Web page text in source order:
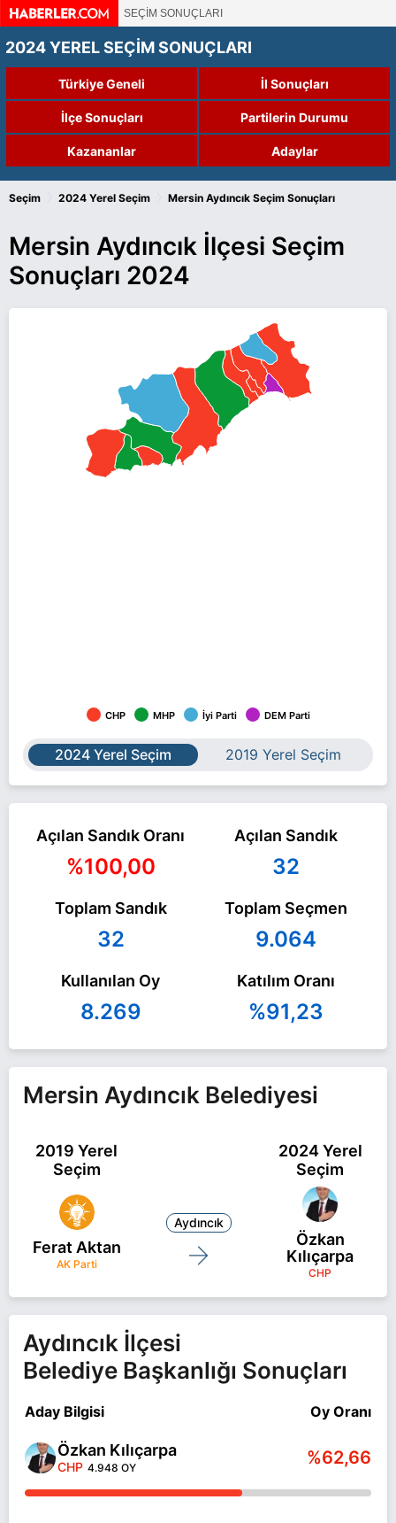
SEÇİM SONUÇLARI
2024 YEREL SEÇİM SONUÇLARI
Türkiye Geneli İl Sonuçları
İlçe Sonuçları Partilerin Durumu
Kazananlar Adaylar
Seçim 2024 Yerel Seçim Mersin Aydıncık Seçim Sonuçları
Mersin Aydıncık İlçesi Seçim
Sonuçları 2024
CHP MHP İyi Parti DEM Parti
2024 Yerel Seçim 2019 Yerel Seçim
Açılan Sandık Oranı
%100,00
Açılan Sandık
32
Toplam Sandık
32
Toplam Seçmen
9.064
Kullanılan Oy
8.269
Katılım Oranı
%91,23
Mersin Aydıncık Belediyesi
2019 Yerel
Seçim
2024 Yerel
Seçim
Ferat Aktan
AK Parti
Aydıncık
Özkan
Kılıçarpa
CHP
Aydıncık İlçesi
Belediye Başkanlığı Sonuçları
Aday Bilgisi Oy Oranı
Özkan Kılıçarpa
CHP 4.948 OY %62,66